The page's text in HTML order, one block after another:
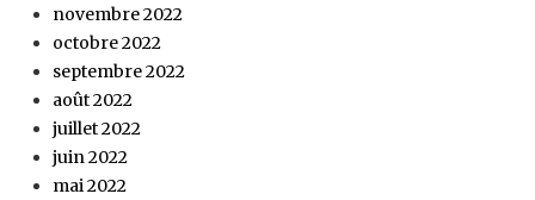
novembre 2022
octobre 2022
septembre 2022
août 2022
juillet 2022
juin 2022
mai 2022